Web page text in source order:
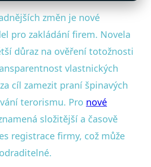
změn je nové
pro zakládání firem. Novela
důraz na ověření totožnosti
vlastnických
cíl zamezit praní špinavých
terorismu. Pro nové
složitější a časově
registrace firmy, což může